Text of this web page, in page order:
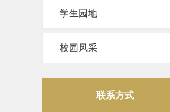
学生园地
校园风采
联系方式